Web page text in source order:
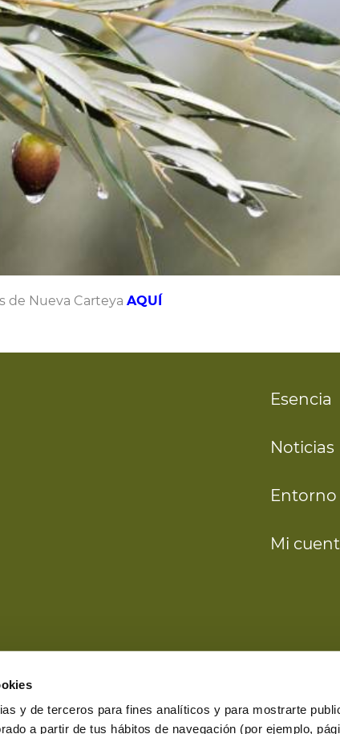
y de terceros para fines analíticos y para mostrarte
a partir de tus hábitos de navegación (por ejemplo,
de Nueva Carteya AQUÍ
Esencia
Entorno
Mi
Noticias